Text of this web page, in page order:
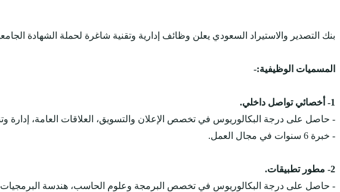
بنك التصدير والاستيراد السعودي يعلن وظائف إدارية وتقنية شاغرة لحملة الشهادة
المسميات الوظيفية:-
1- أخصائي تواصل داخلي.
- حاصل على درجة البكالوريوس في تخصص الإعلان والتسويق، العلاقات العامة، إدارة
- خبرة 6 سنوات في مجال العمل.
2- مطور تطبيقات.
- حاصل على درجة البكالوريوس في تخصص البرمجة وعلوم الحاسب، هندسة البرمجيات،